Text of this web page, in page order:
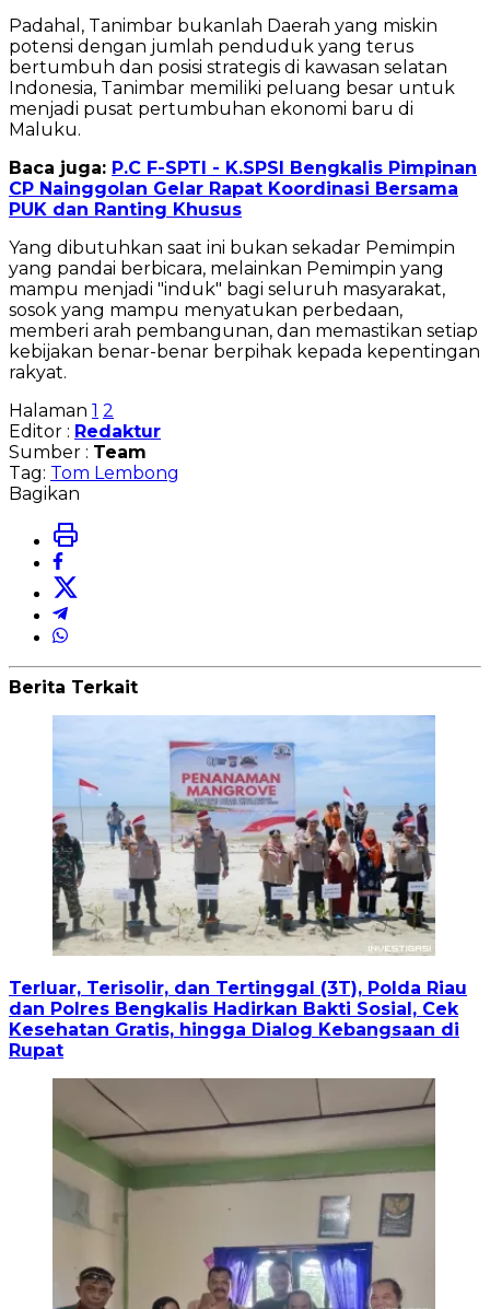
Padahal, Tanimbar bukanlah Daerah yang miskin
potensi dengan jumlah penduduk yang terus
bertumbuh dan posisi strategis di kawasan selatan
Indonesia, Tanimbar memiliki peluang besar untuk
menjadi pusat pertumbuhan ekonomi baru di
Maluku.
Baca juga: P.C F-SPTI - K.SPSI Bengkalis Pimpinan
CP Nainggolan Gelar Rapat Koordinasi Bersama
PUK dan Ranting Khusus
Yang dibutuhkan saat ini bukan sekadar Pemimpin
yang pandai berbicara, melainkan Pemimpin yang
mampu menjadi "induk" bagi seluruh masyarakat,
sosok yang mampu menyatukan perbedaan,
memberi arah pembangunan, dan memastikan setiap
kebijakan benar-benar berpihak kepada kepentingan
rakyat.
Halaman 1 2
Editor : Redaktur
Sumber : Team
Tag: Tom Lembong
Bagikan
Berita Terkait
Terluar, Terisolir, dan Tertinggal (3T), Polda Riau
dan Polres Bengkalis Hadirkan Bakti Sosial, Cek
Kesehatan Gratis, hingga Dialog Kebangsaan di
Rupat